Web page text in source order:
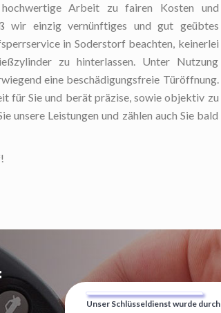
Arbeit zu fairen Kosten und
wir einzig vernünftiges und gut geübtes
in Soderstorf beachten, keinerlei
zu hinterlassen. Unter Nutzung
eine beschädigungsfreie Türöffnung.
für Sie und berät präzise, sowie objektiv zu
unsere Leistungen und zählen auch Sie bald
Unser Schlüsseldienst wurde durch